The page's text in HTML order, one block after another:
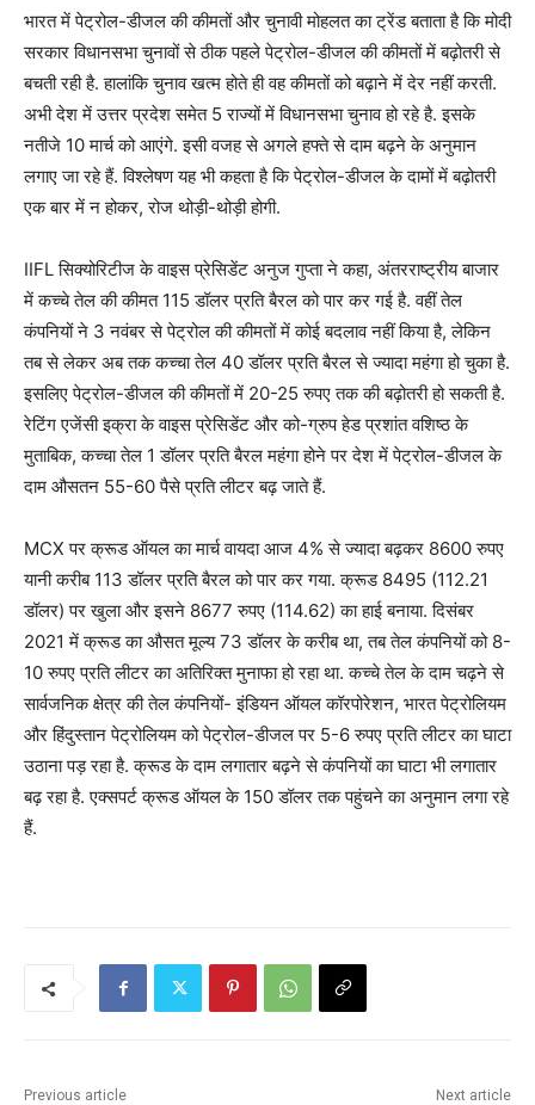
भारत में पेट्रोल-डीजल की कीमतों और चुनावी मोहलत का ट्रेंड बताता है कि मोदी
सरकार विधानसभा चुनावों से ठीक पहले पेट्रोल-डीजल की कीमतों में बढ़ोतरी से
बचती रही है. हालांकि चुनाव खत्म होते ही वह कीमतों को बढ़ाने में देर नहीं करती.
अभी देश में उत्तर प्रदेश समेत 5 राज्यों में विधानसभा चुनाव हो रहे है. इसके
नतीजे 10 मार्च को आएंगे. इसी वजह से अगले हफ्ते से दाम बढ़ने के अनुमान
लगाए जा रहे हैं. विश्लेषण यह भी कहता है कि पेट्रोल-डीजल के दामों में बढ़ोतरी
एक बार में न होकर, रोज थोड़ी-थोड़ी होगी.
IIFL सिक्योरिटीज के वाइस प्रेसिडेंट अनुज गुप्ता ने कहा, अंतरराष्ट्रीय बाजार
में कच्चे तेल की कीमत 115 डॉलर प्रति बैरल को पार कर गई है. वहीं तेल
कंपनियों ने 3 नवंबर से पेट्रोल की कीमतों में कोई बदलाव नहीं किया है, लेकिन
तब से लेकर अब तक कच्चा तेल 40 डॉलर प्रति बैरल से ज्यादा महंगा हो चुका है.
इसलिए पेट्रोल-डीजल की कीमतों में 20-25 रुपए तक की बढ़ोतरी हो सकती है.
रेटिंग एजेंसी इक्रा के वाइस प्रेसिडेंट और को-ग्रुप हेड प्रशांत वशिष्ठ के
मुताबिक, कच्चा तेल 1 डॉलर प्रति बैरल महंगा होने पर देश में पेट्रोल-डीजल के
दाम औसतन 55-60 पैसे प्रति लीटर बढ़ जाते हैं.
MCX पर क्रूड ऑयल का मार्च वायदा आज 4% से ज्यादा बढ़कर 8600 रुपए
यानी करीब 113 डॉलर प्रति बैरल को पार कर गया. क्रूड 8495 (112.21
डॉलर) पर खुला और इसने 8677 रुपए (114.62) का हाई बनाया. दिसंबर
2021 में क्रूड का औसत मूल्य 73 डॉलर के करीब था, तब तेल कंपनियों को 8-
10 रुपए प्रति लीटर का अतिरिक्त मुनाफा हो रहा था. कच्चे तेल के दाम चढ़ने से
सार्वजनिक क्षेत्र की तेल कंपनियों- इंडियन ऑयल कॉरपोरेशन, भारत पेट्रोलियम
और हिंदुस्तान पेट्रोलियम को पेट्रोल-डीजल पर 5-6 रुपए प्रति लीटर का घाटा
उठाना पड़ रहा है. क्रूड के दाम लगातार बढ़ने से कंपनियों का घाटा भी लगातार
बढ़ रहा है. एक्सपर्ट क्रूड ऑयल के 150 डॉलर तक पहुंचने का अनुमान लगा रहे
हैं.
Previous article Next article